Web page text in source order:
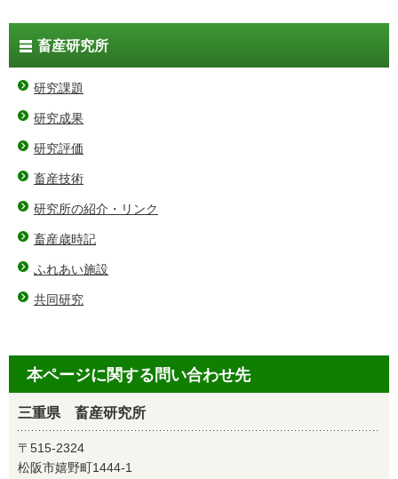
畜産研究所
研究課題
研究成果
研究評価
畜産技術
研究所の紹介・リンク
畜産歳時記
ふれあい施設
共同研究
本ページに関する問い合わせ先
三重県 畜産研究所
〒515-2324
松阪市嬉野町1444-1